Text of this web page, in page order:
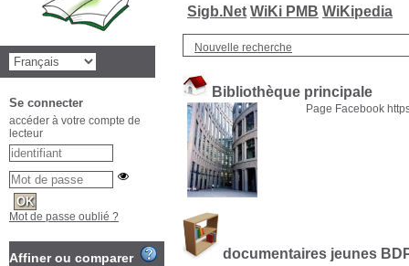
Sigb.Net WiKi PMB WiKipedia
Nouvelle recherche
Bibliothèque principale
Page Facebook
documentaires jeunes
Se connecter
accéder à votre compte de
lecteur
Mot de passe oublié ?
Affiner ou comparer